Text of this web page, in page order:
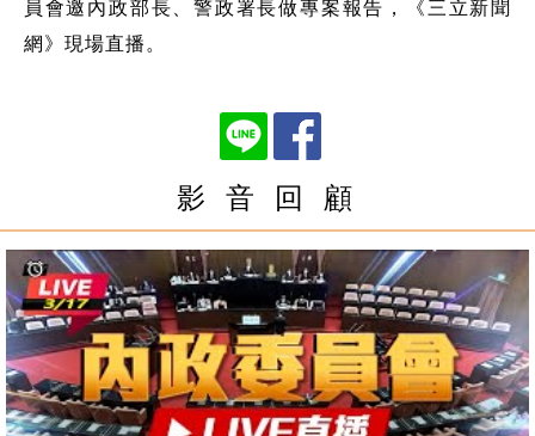
員會邀內政部長、警政署長做專案報告，《三立新聞
網》現場直播。
影 音 回 顧